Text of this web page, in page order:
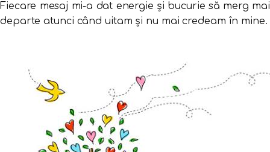
Fiecare mesaj mi-a dat energie și bucurie să merg mai
departe atunci când uitam și nu mai credeam în mine.